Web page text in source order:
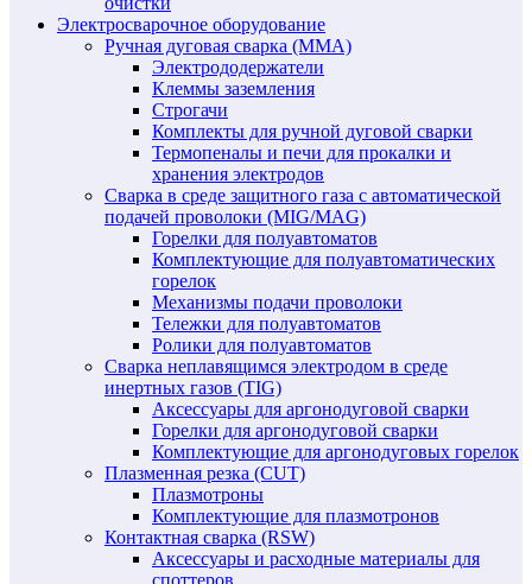
Электросварочное оборудование
Ручная дуговая сварка (MMA)
Электрододержатели
Клеммы заземления
Строгачи
Комплекты для ручной дуговой сварки
Термопеналы и печи для прокалки и
хранения электродов
Сварка в среде защитного газа с автоматической
подачей проволоки (MIG/MAG)
Горелки для полуавтоматов
Комплектующие для полуавтоматических
горелок
Механизмы подачи проволоки
Тележки для полуавтоматов
Ролики для полуавтоматов
Сварка неплавящимся электродом в среде
инертных газов (TIG)
Аксессуары для аргонодуговой сварки
Горелки для аргонодуговой сварки
Комплектующие для аргонодуговых горелок
Плазменная резка (CUT)
Плазмотроны
Комплектующие для плазмотронов
Контактная сварка (RSW)
Аксессуары и расходные материалы для
споттеров